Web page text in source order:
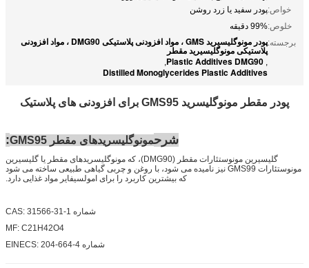
خواص:پودر سفید یا زرد روشن
خلوص:99% دقیقه
برجسته:
پودر مونوگلیسیرید GMS ، مواد افزودنی پلاستیکی DMG90 ، مواد افزودنی
پلاستیکی مونوگلیسیرید مقطر
,
Plastic Additives DMG90
,
Distilled Monoglycerides Plastic Additives
پودر مقطر مونوگلیسرید GMS95 برای افزودنی های پلاستیک
شرحمونوگلیسریدهای مقطر GMS95 :
گلیسیرین مونوستئارات مقطر (DMG90)، که مونوگلیسریدهای مقطر یا گلیسیرین
مونوستئارات GMS99 نیز نامیده می شود، با روغن و چربی گیاهی طبیعی ساخته می شود
که بیشترین کاربرد را برای امولسیفایر مواد غذایی دارد.
شماره CAS: 31566-31-1
MF: C21H42O4
شماره EINECS: 204-664-4